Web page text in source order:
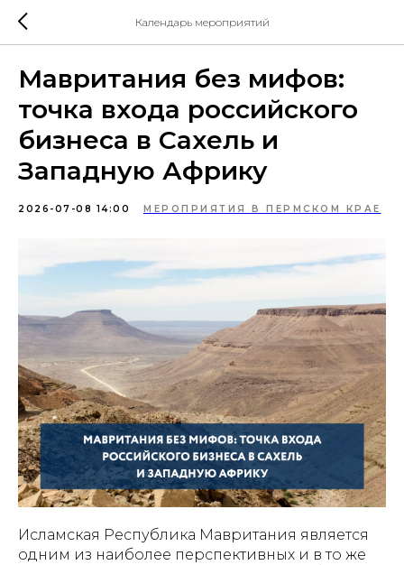
Календарь мероприятий
Мавритания без мифов:
точка входа российского
бизнеса в Сахель и
Западную Африку
2026-07-08 14:00 МЕРОПРИЯТИЯ В ПЕРМСКОМ КРАЕ
Исламская Республика Мавритания является
одним из наиболее перспективных и в то же